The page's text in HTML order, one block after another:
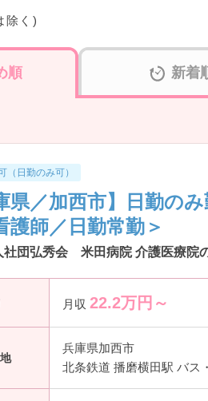
除く)
順 新着
（日勤のみ可）
県／加西市】日勤の
護師／日勤常勤＞
社団弘秀会 米田病院 介護医療院
月収 22.2万円～
兵庫県加西市
北条鉄道 播磨横田駅 バス